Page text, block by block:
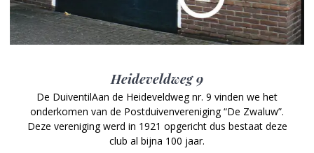
Heideveldweg 9
De DuiventilAan de Heideveldweg nr. 9 vinden we het
onderkomen van de Postduivenvereniging “De Zwaluw”.
Deze vereniging werd in 1921 opgericht dus bestaat deze
club al bijna 100 jaar.